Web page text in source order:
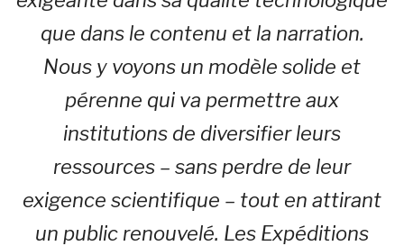
que dans le contenu et la narration.
Nous y voyons un modèle solide et
pérenne qui va permettre aux
institutions de diversifier leurs
ressources – sans perdre de leur
exigence scientifique – tout en attirant
un public renouvelé. Les Expéditions